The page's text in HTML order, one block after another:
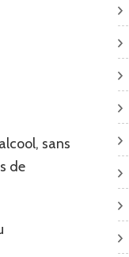
sans
de